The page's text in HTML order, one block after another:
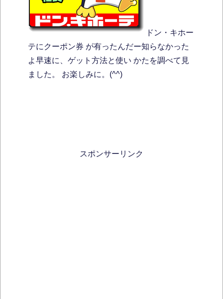
ドン・キホー
テにクーポン券 が有ったんだー知らなかった
よ早速に、ゲット方法と使い かたを調べて見
ました。 お楽しみに。(^^)
スポンサーリンク